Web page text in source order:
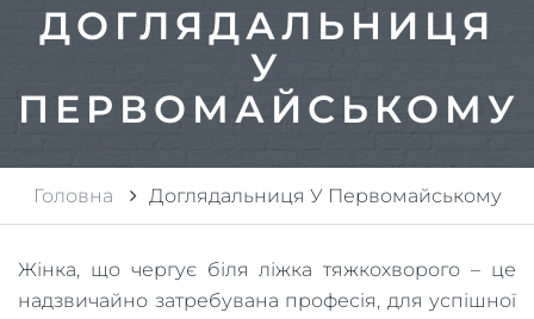
ДОГЛЯДАЛЬНИЦЯ
У
ПЕРВОМАЙСЬКОМУ
Головна Доглядальниця У Первомайському
Жінка, що чергує біля ліжка тяжкохворого – це
надзвичайно затребувана професія, для успішної